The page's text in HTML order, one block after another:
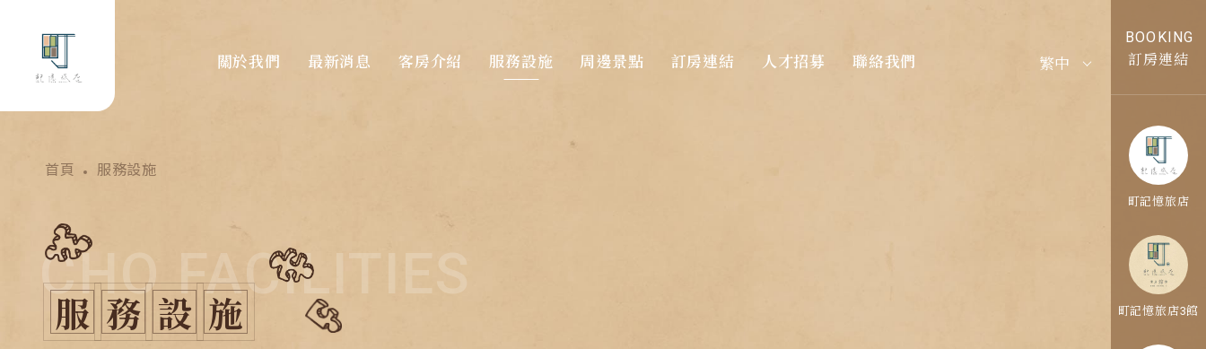
關於我們 最新消息 客房介紹 服務設施 周邊景點 訂房連結 人才招募 聯絡我們 繁中
BOOKING
訂房連結
町記憶旅店
町記憶旅店3館
首頁 服務設施
CHO FACILITIES
服 務 設 施